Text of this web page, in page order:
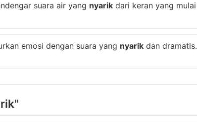
suara air yang nyarik dari keran yang mulai
emosi dengan suara yang nyarik dan dramatis.